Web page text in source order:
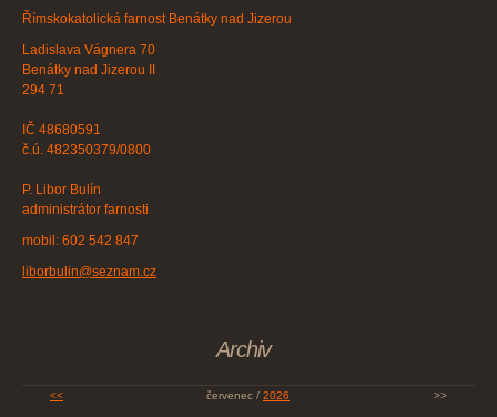
Římskokatolická farnost Benátky nad Jizerou
Ladislava Vágnera 70
Benátky nad Jizerou II
294 71
IČ 48680591
č.ú. 482350379/0800
P. Libor Bulín
administrátor farnosti
mobil: 602 542 847
liborbulin@seznam.cz
Archiv
<< červenec / 2026 >>